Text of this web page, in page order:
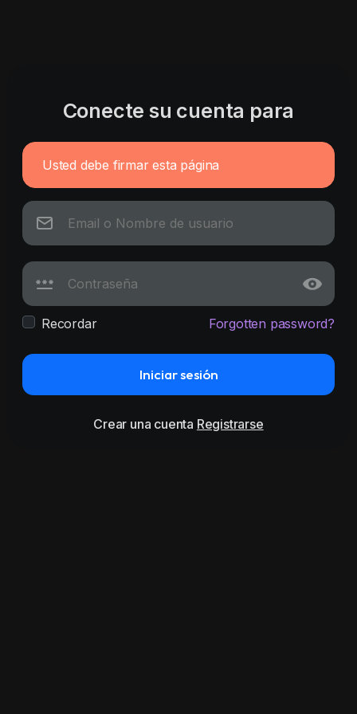
Conecte su cuenta para
Usted debe firmar esta página
Recordar Forgotten password?
Iniciar sesión
Crear una cuenta Registrarse